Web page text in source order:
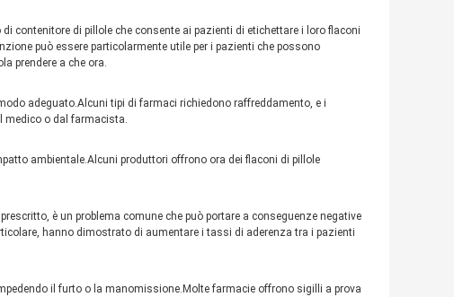
contenitore di pillole che consente ai pazienti di etichettare i loro flaconi
può essere particolarmente utile per i pazienti che possono
prendere a che ora.
adeguato.Alcuni tipi di farmaci richiedono raffreddamento, e i
medico o dal farmacista.
ambientale.Alcuni produttori offrono ora dei flaconi di pillole
è un problema comune che può portare a conseguenze negative
hanno dimostrato di aumentare i tassi di aderenza tra i pazienti
il furto o la manomissione.Molte farmacie offrono sigilli a prova